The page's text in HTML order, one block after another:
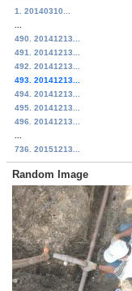
1. 20140310...
490. 20141213...
491. 20141213...
492. 20141213...
493. 20141213...
494. 20141213...
495. 20141213...
496. 20141213...
736. 20151213...
Random Image